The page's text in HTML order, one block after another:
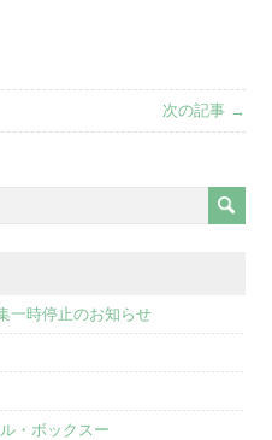
次の記事 →
一時停止のお知らせ
・ボックスー